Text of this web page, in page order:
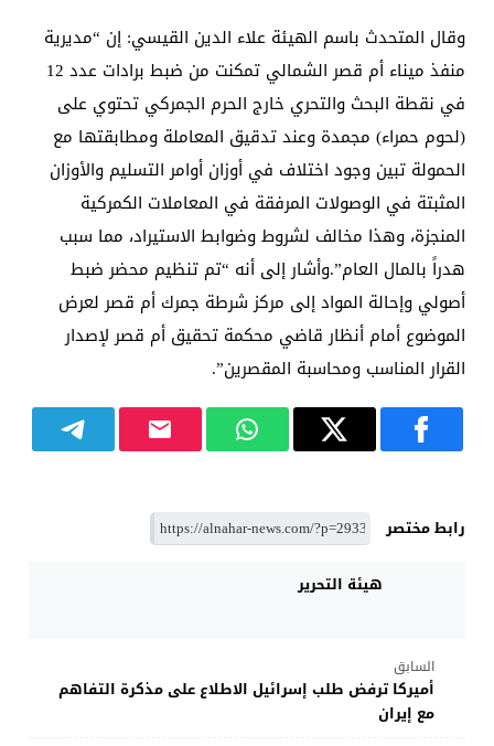
وقال المتحدث باسم الهيئة علاء الدين القيسي: إن “مديرية
منفذ ميناء أم قصر الشمالي تمكنت من ضبط برادات عدد 12
في نقطة البحث والتحري خارج الحرم الجمركي تحتوي على
(لحوم حمراء) مجمدة وعند تدقيق المعاملة ومطابقتها مع
الحمولة تبين وجود اختلاف في أوزان أوامر التسليم والأوزان
المثبتة في الوصولات المرفقة في المعاملات الكمركية
المنجزة، وهذا مخالف لشروط وضوابط الاستيراد، مما سبب
هدراً بالمال العام”.وأشار إلى أنه “تم تنظيم محضر ضبط
أصولي وإحالة المواد إلى مركز شرطة جمرك أم قصر لعرض
الموضوع أمام أنظار قاضي محكمة تحقيق أم قصر لإصدار
القرار المناسب ومحاسبة المقصرين”.
رابط مختصر
هيئة التحرير
السابق
أميركا ترفض طلب إسرائيل الاطلاع على مذكرة التفاهم
مع إيران